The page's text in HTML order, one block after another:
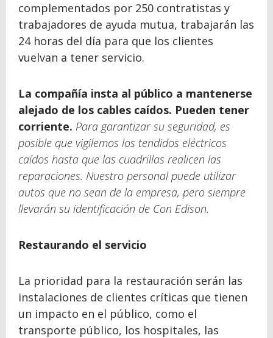
complementados por 250 contratistas y
trabajadores de ayuda mutua, trabajarán las
24 horas del día para que los clientes
vuelvan a tener servicio.
La compañía insta al público a mantenerse
alejado de los cables caídos. Pueden tener
corriente. Para garantizar su seguridad, es
posible que vigilemos los tendidos eléctricos
caídos hasta que las cuadrillas realicen las
reparaciones. Nuestro personal puede utilizar
autos que no sean de la empresa, pero siempre
llevarán su identificación de Con Edison.
Restaurando el servicio
La prioridad para la restauración serán las
instalaciones de clientes críticas que tienen
un impacto en el público, como el
transporte público, los hospitales, las